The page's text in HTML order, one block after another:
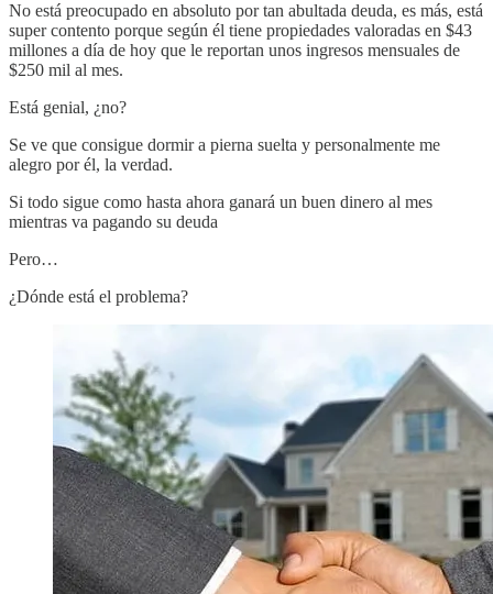
No está preocupado en absoluto por tan abultada deuda, es más, está
super contento porque según él tiene propiedades valoradas en $43
millones a día de hoy que le reportan unos ingresos mensuales de
$250 mil al mes.
Está genial, ¿no?
Se ve que consigue dormir a pierna suelta y personalmente me
alegro por él, la verdad.
Si todo sigue como hasta ahora ganará un buen dinero al mes
mientras va pagando su deuda
Pero…
¿Dónde está el problema?